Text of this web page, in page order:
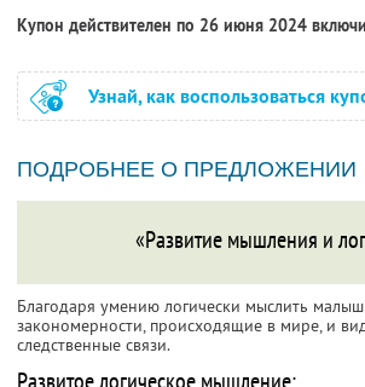
Купон действителен по 26 июня 2024
Узнай, как воспользоваться
ПОДРОБНЕЕ О ПРЕДЛОЖЕНИИ
«Развитие мышления и
Благодаря умению логически мыслить
закономерности, происходящие в мире, и
следственные связи.